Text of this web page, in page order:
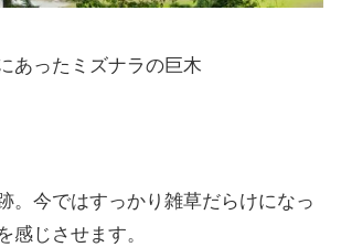
あったミズナラの巨木
。今ではすっかり雑草だらけになっ
感じさせます。